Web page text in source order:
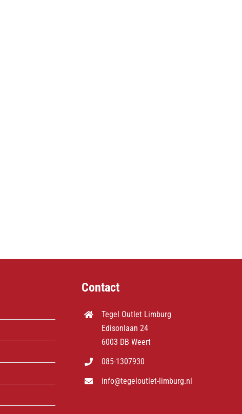
Contact
Tegel Outlet Limburg
Edisonlaan 24
6003 DB Weert
085-1307930
info@tegeloutlet-limburg.nl